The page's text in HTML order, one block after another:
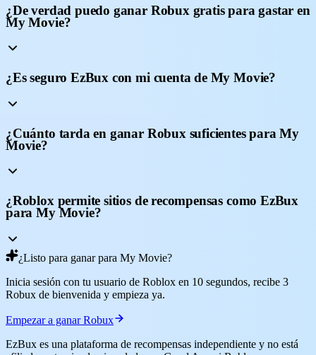
¿De verdad puedo ganar Robux gratis para gastar en
My Movie?
¿Es seguro EzBux con mi cuenta de My Movie?
¿Cuánto tarda en ganar Robux suficientes para My
Movie?
¿Roblox permite sitios de recompensas como EzBux
para My Movie?
¿Listo para ganar para My Movie?
Inicia sesión con tu usuario de Roblox en 10 segundos, recibe 3
Robux de bienvenida y empieza ya.
Empezar a ganar Robux
EzBux es una plataforma de recompensas independiente y no está